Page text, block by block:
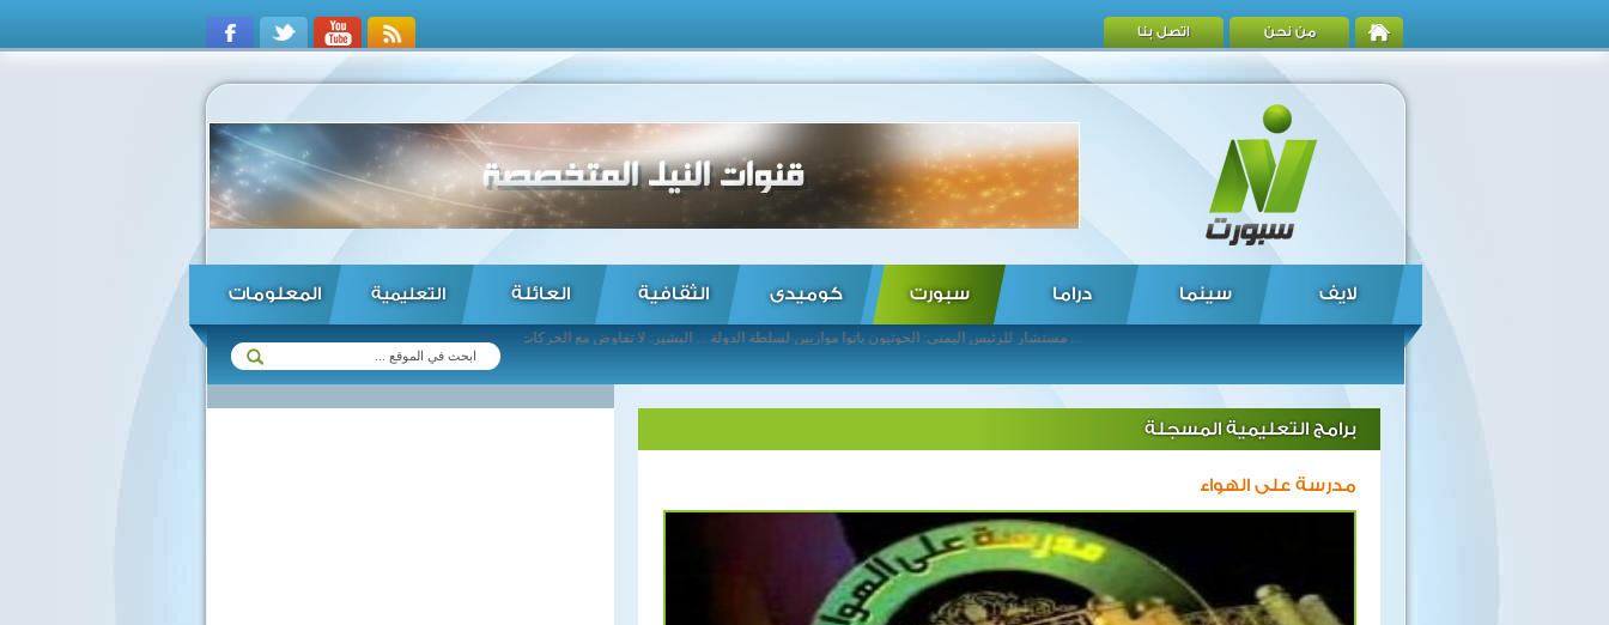
من نحن اتصل بنا
لايف سينما دراما سبورت كوميدى الثقافية العائلة التعليمية المعلومات
برامج التعليمية المسجلة
مدرسة على الهواء